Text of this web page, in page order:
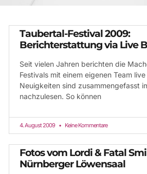
Taubertal-Festival 2009:
Berichterstattung via Live
Seit vielen Jahren berichten die
Festivals mit einem eigenen Team
Neuigkeiten sind zusammengefasst
nachzulesen. So können
4. August 2009 Keine Kommentare
Fotos vom Lordi & Fatal
Nürnberger Löwensaal